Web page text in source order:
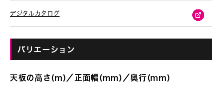
デジタルカタログ
バリエーション
天板の高さ(m)／正面幅(mm)／奥行(mm)